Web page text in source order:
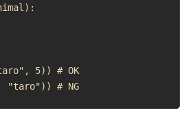
5)) # OK